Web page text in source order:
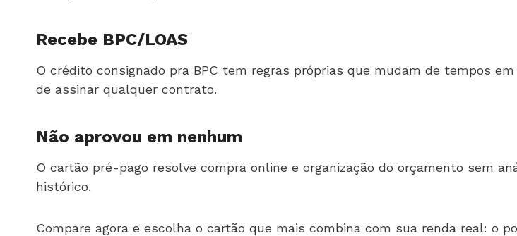
Recebe BPC/LOAS
O crédito consignado pra BPC tem regras próprias que mudam de tempos
de assinar qualquer contrato.
Não aprovou em nenhum
O cartão pré-pago resolve compra online e organização do orçamento sem
histórico.
Compare agora e escolha o cartão que mais combina com sua renda real: o